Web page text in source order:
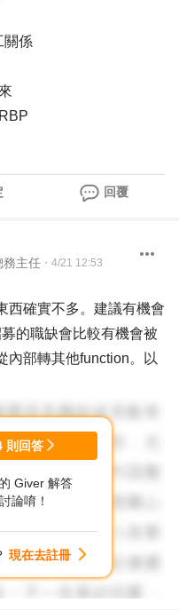
關係
回覆
務主任 ・ 4/21 12:53
西確實不多。建議有機會
的職缺會比較有機會被
內部轉其他function。以
則回答
Giver 解答
論唷！
現在去註冊